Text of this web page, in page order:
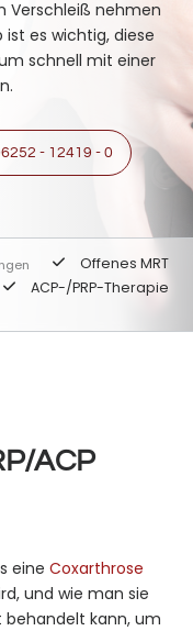
Verschleiß nehmen
ist es wichtig, diese
schnell mit einer
- 12419 - 0
Offenes MRT
ACP-/PRP-Therapie
ACP
eine Coxarthrose
und wie man sie
kann, um